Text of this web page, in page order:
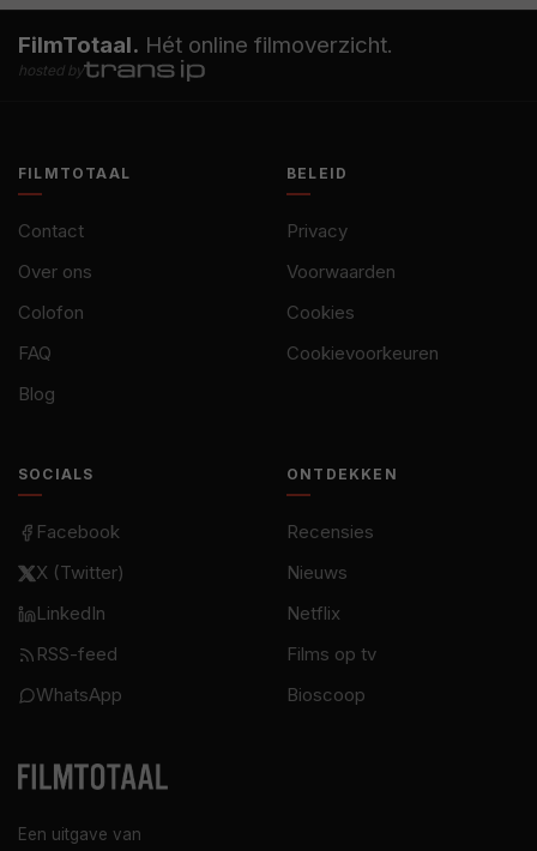
FilmTotaal. Hét online filmoverzicht.
hosted by
Een uitgave van
FILMTOTAAL
Contact
Over ons
Colofon
FAQ
Blog
BELEID
Privacy
Voorwaarden
Cookies
Cookievoorkeuren
SOCIALS
Facebook
X (Twitter)
LinkedIn
RSS-feed
WhatsApp
ONTDEKKEN
Recensies
Nieuws
Netflix
Films op tv
Bioscoop